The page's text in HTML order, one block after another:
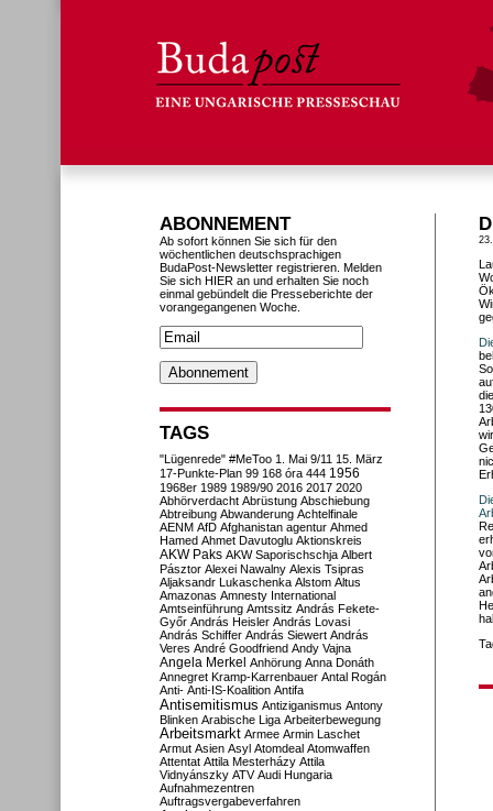
ABONNEMENT
Ab sofort können Sie sich für den
wöchentlichen deutschsprachigen
BudaPost-Newsletter registrieren. Melden
Sie sich HIER an und erhalten Sie noch
einmal gebündelt die Presseberichte der
vorangegangenen Woche.
TAGS
"Lügenrede" #MeToo 1. Mai 9/11 15. März
17-Punkte-Plan 99 168 óra 444 1956
1968er 1989 1989/90 2016 2017 2020
Abhörverdacht Abrüstung Abschiebung
Abtreibung Abwanderung Achtelfinale
AENM AfD Afghanistan agentur Ahmed
Hamed Ahmet Davutoglu Aktionskreis
AKW Paks AKW Saporischschja Albert
Pásztor Alexei Nawalny Alexis Tsipras
Aljaksandr Lukaschenka Alstom Altus
Amazonas Amnesty International
Amtseinführung Amtssitz András Fekete-
Győr András Heisler András Lovasi
András Schiffer András Siewert András
Veres André Goodfriend Andy Vajna
Angela Merkel Anhörung Anna Donáth
Annegret Kramp-Karrenbauer Antal Rogán
Anti- Anti-IS-Koalition Antifa
Antisemitismus Antiziganismus Antony
Blinken Arabische Liga Arbeiterbewegung
Arbeitsmarkt Armee Armin Laschet
Armut Asien Asyl Atomdeal Atomwaffen
Attentat Attila Mesterházy Attila
Vidnyánszky ATV Audi Hungaria
Aufnahmezentren
Auftragsvergabeverfahren